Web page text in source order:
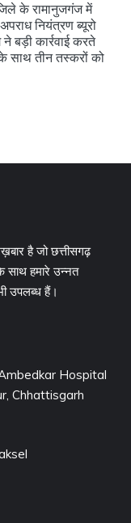
के रामानुजगंज में
नियंत्रण ब्यूरो
बड़ी कार्रवाई करते
साथ तीन तस्करों को
है जो छत्तीसगढ़
साथ हमारे उन्नत
उपलब्ध हैं।
Hospital
Chhattisgarh